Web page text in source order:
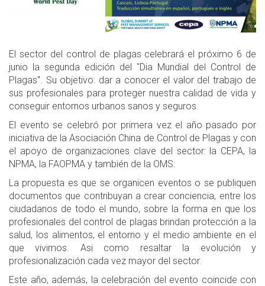
El sector del control de plagas celebrará el próximo 6 de
junio la segunda edición del "Dia Mundial del Control de
Plagas". Su objetivo: dar a conocer el valor del trabajo de
sus profesionales para proteger nuestra calidad de vida y
conseguir entornos urbanos sanos y seguros.
El evento se celebró por primera vez el año pasado por
iniciativa de la Asociación China de Control de Plagas y con
el apoyo de organizaciones clave del sector: la CEPA, la
NPMA, la FAOPMA y también de la OMS.
La propuesta es que se organicen eventos o se publiquen
documentos que contribuyan a crear conciencia, entre los
ciudadanos de todo el mundo, sobre la forma en que los
profesionales del control de plagas brindan protección a la
salud, los alimentos, el entorno y el medio ambiente en el
que vivimos. Asi como resaltar la evolución y
profesionalización cada vez mayor del sector.
Este año, además, la celebración del evento coincide con